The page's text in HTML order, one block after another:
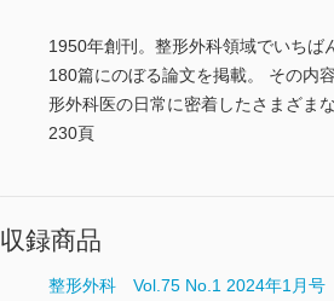
1950年創刊。整形外科領域でいちば
180篇にのぼる論文を掲載。 その内
形外科医の日常に密着したさまざま
230頁
収録商品
整形外科 Vol.75 No.1 2024年1月号